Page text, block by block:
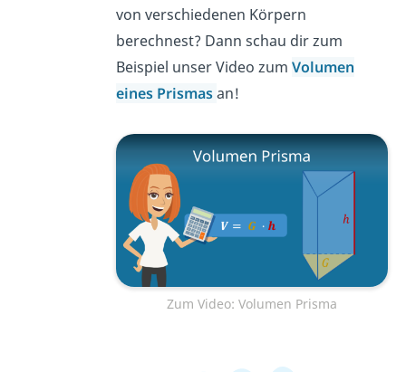
von verschiedenen Körpern
berechnest? Dann schau dir zum
Beispiel unser Video zumVolumen
eines Prismasan!
Zum Video: Volumen Prisma